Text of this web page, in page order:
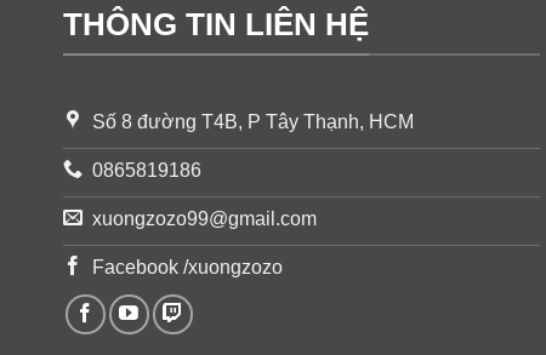
THÔNG TIN LIÊN HỆ
Số 8 đường T4B, P Tây Thạnh, HCM
0865819186
xuongzozo99@gmail.com
Facebook /xuongzozo